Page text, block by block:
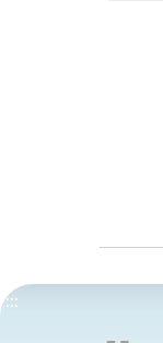
:::